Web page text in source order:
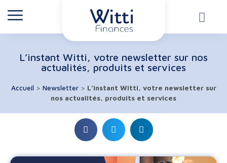
L’instant Witti, votre newsletter sur nos
actualités, produits et services
Accueil > Newsletter> L’instant Witti, votre newsletter sur
nos actualités, produits et services